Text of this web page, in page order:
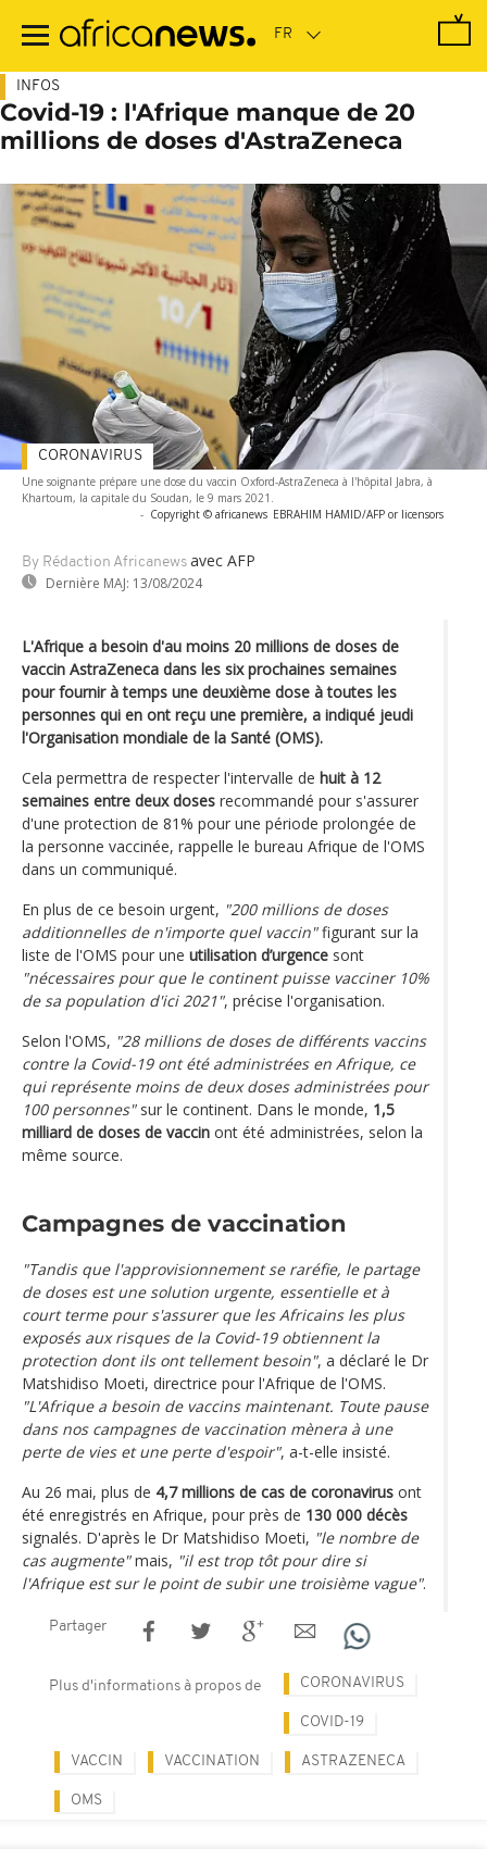
contenu
INFOS
Covid-19 : l'Afrique manque de 20
millions de doses d'AstraZeneca
Une soignante prépare une dose du vaccin Oxford-AstraZeneca à l'hôpital Jabra, à
Khartoum, la capitale du Soudan, le 9 mars 2021.
- Copyright © africanews EBRAHIM HAMID/AFP or licensors
By Rédaction Africanews avec AFP
Dernière MAJ: 13/08/2024
CORONAVIRUS
L'Afrique a besoin d'au moins 20 millions de doses de
vaccin AstraZeneca dans les six prochaines semaines
pour fournir à temps une deuxième dose à toutes les
personnes qui en ont reçu une première, a indiqué jeudi
l'Organisation mondiale de la Santé (OMS).
Cela permettra de respecter l'intervalle de huit à 12
semaines entre deux doses recommandé pour s'assurer
d'une protection de 81% pour une période prolongée de
la personne vaccinée, rappelle le bureau Afrique de l'OMS
dans un communiqué.
En plus de ce besoin urgent, "200 millions de doses
additionnelles de n'importe quel vaccin"figurant sur la
liste de l'OMS pour une utilisation d’urgence sont
"nécessaires pour que le continent puisse vacciner 10%
de sa population d'ici 2021", précise l'organisation.
Selon l'OMS, "28 millions de doses de différents vaccins
contre la Covid-19 ont été administrées en Afrique, ce
qui représente moins de deux doses administrées pour
100 personnes"sur le continent. Dans le monde, 1,5
milliard de doses de vaccin ont été administrées, selon la
même source.
Campagnes de vaccination
"Tandis que l'approvisionnement se raréfie, le partage
de doses est une solution urgente, essentielle et à
court terme pour s'assurer que les Africains les plus
exposés aux risques de la Covid-19 obtiennent la
protection dont ils ont tellement besoin", a déclaré le Dr
Matshidiso Moeti, directrice pour l'Afrique de l'OMS.
"L'Afrique a besoin de vaccins maintenant. Toute pause
dans nos campagnes de vaccination mènera à une
perte de vies et une perte d'espoir", a-t-elle insisté.
Au 26 mai, plus de 4,7 millions de cas de coronavirus ont
été enregistrés en Afrique, pour près de 130 000 décès
signalés. D'après le Dr Matshidiso Moeti, "le nombre de
cas augmente"mais, "il est trop tôt pour dire si
l'Afrique est sur le point de subir une troisième vague".
Partager
Plus d'informations à propos de CORONAVIRUS
COVID-19
VACCIN VACCINATION ASTRAZENECA
OMS